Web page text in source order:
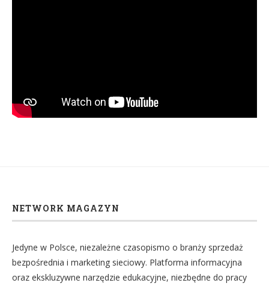
NETWORK MAGAZYN
Jedyne w Polsce, niezależne czasopismo o branży sprzedaż
bezpośrednia i marketing sieciowy. Platforma informacyjna
oraz ekskluzywne narzędzie edukacyjne, niezbędne do pracy